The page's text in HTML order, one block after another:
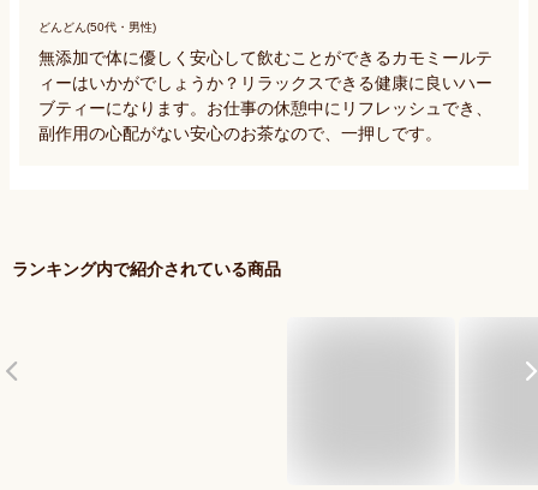
どんどん(50代・男性)
無添加で体に優しく安心して飲むことができるカモミールテ
ィーはいかがでしょうか？リラックスできる健康に良いハー
ブティーになります。お仕事の休憩中にリフレッシュでき、
副作用の心配がない安心のお茶なので、一押しです。
ランキング内で紹介されている商品